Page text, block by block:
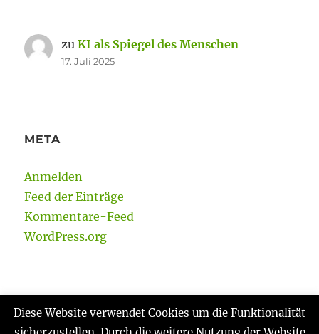
zuKI als Spiegel des Menschen
17. Juli 2025
META
Anmelden
Feed der Einträge
Kommentare-Feed
WordPress.org
Diese Website verwendet Cookies um die Funktionalität